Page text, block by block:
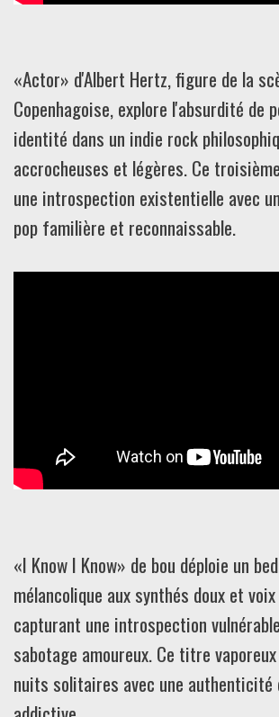
«Actor» d'Albert Hertz, figure de la
Copenhagoise, explore l'absurdité de
identité dans un indie rock
accrocheuses et légères. Ce
une introspection existentielle avec
pop familière et reconnaissable.
«I Know I Know» de bou déploie un
mélancolique aux synthés doux et
capturant une introspection
sabotage amoureux. Ce titre
nuits solitaires avec une authenticité